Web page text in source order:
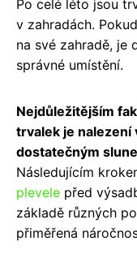
Po celé léto jsou
v zahradách.
na své zahradě, je
správné umístění.
Nejdůležitějším
trvalek je nalezení
dostatečným
Následujícím
plevele před
základě různých
přiměřená